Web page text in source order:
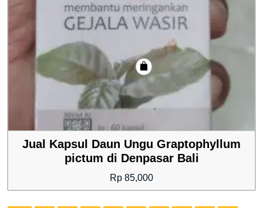
Jual Kapsul Daun Ungu Graptophyllum
pictum di Denpasar Bali
Rp 85,000